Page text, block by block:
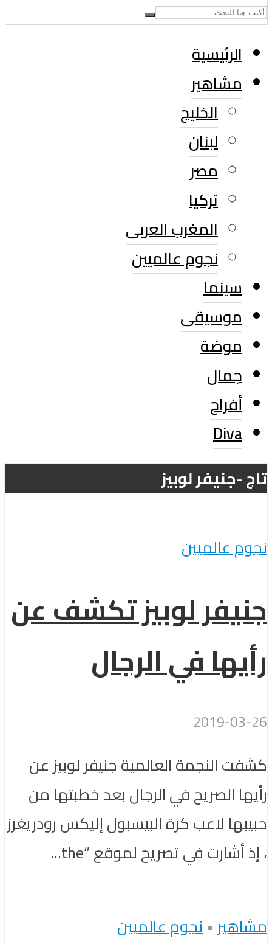
الرئيسية
مشاهير
الخليج
لبنان
مصر
تركيا
المغرب العربى
نجوم عالميين
سينما
موسيقى
موضة
جمال
أفراح
Diva
تاج -جنيفر لوبيز
نجوم عالميين
جنيفر لوبيز تكشف عن
رأيها في الرجال
2019-03-26
كشفت النجمة العالمية ​جنيفر لوبيز​ عن
رأيها الصريح في الرجال بعد خطبتها من
حبيبها لاعب كرة البيسبول ​إليكس رودريغرز​
، إذ أشارت في تصريح لموقع “the...
مشاهير•نجوم عالميين